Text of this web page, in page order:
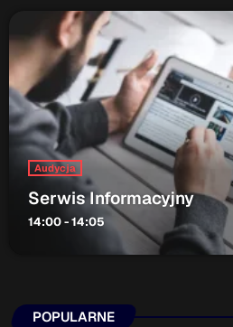
Audycja
Serwis Informacyjny
14:00 - 14:05
POPULARNE